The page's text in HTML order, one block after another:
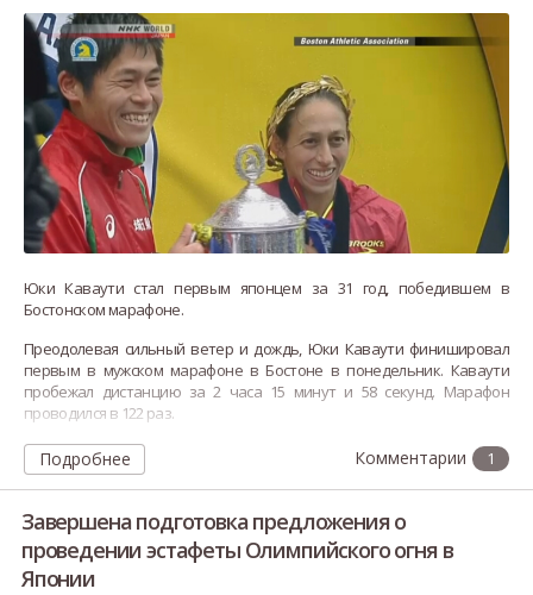
Юки Каваути стал первым японцем за 31 год, победившем в
Бостонском марафоне.
Преодолевая сильный ветер и дождь, Юки Каваути финишировал
первым в мужском марафоне в Бостоне в понедельник. Каваути
пробежал дистанцию за 2 часа 15 минут и 58 секунд. Марафон
проводился в 122 раз.
31-летний Каваути - сотрудник администрации префектуры Сайтама,
которого назвали гражданский бегун из-за его успехов в марафоне.
Подробнее 1
Завершена подготовка предложения о
проведении эстафеты Олимпийского огня в
Японии